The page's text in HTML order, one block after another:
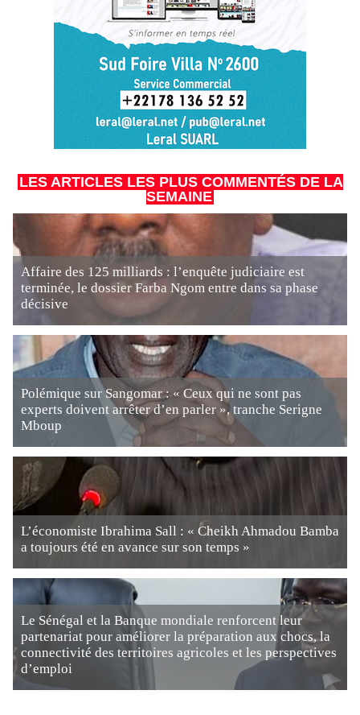
LES ARTICLES LES PLUS COMMENTÉS DE LA
SEMAINE
Affaire des 125 milliards : l’enquête judiciaire est
terminée, le dossier Farba Ngom entre dans sa phase
décisive
Polémique sur Sangomar : « Ceux qui ne sont pas
experts doivent arrêter d’en parler », tranche Serigne
Mboup
L’économiste Ibrahima Sall : « Cheikh Ahmadou Bamba
a toujours été en avance sur son temps »
Le Sénégal et la Banque mondiale renforcent leur
partenariat pour améliorer la préparation aux chocs, la
connectivité des territoires agricoles et les perspectives
d’emploi